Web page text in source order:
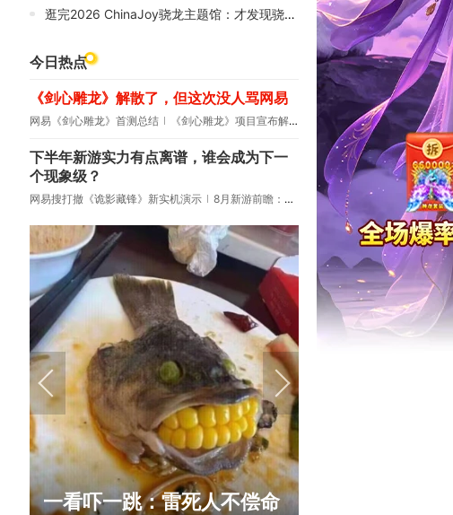
逛完2026 ChinaJoy骁龙主题馆：才发现骁龙生态版图有多大
今日热点
《剑心雕龙》解散了，但这次没人骂网易
网易《剑心雕龙》首测总结 《剑心雕龙》项目宣布解散
下半年新游实力有点离谱，谁会成为下一
个现象级？
网易搜打撤《诡影藏锋》新实机演示 8月新游前瞻：《诡秘之主》领衔
绅士日报：国游泳装皮涩度